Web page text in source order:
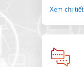
Xem chi tiết